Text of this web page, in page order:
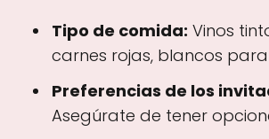
Tipo de comida: Vinos
carnes rojas, blancos
Preferencias de los
Asegúrate de tener